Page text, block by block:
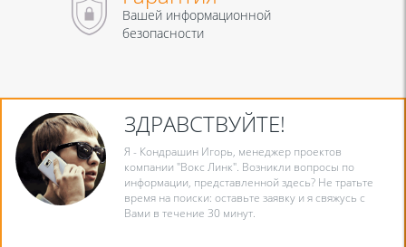
Вашей информационной
безопасности
ЗДРАВСТВУЙТЕ!
Я - Кондрашин Игорь, менеджер проектов
компании "Вокс Линк". Возникли вопросы по
информации, представленной здесь? Не тратьте
время на поиски: оставьте заявку и я свяжусь с
Вами в течение 30 минут.